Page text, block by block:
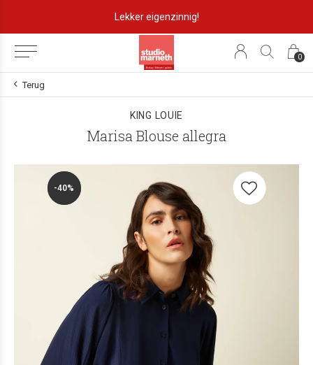
0
Lekker eigenzinnig!
Terug
KING LOUIE
Marisa Blouse allegra
-40%
-40%